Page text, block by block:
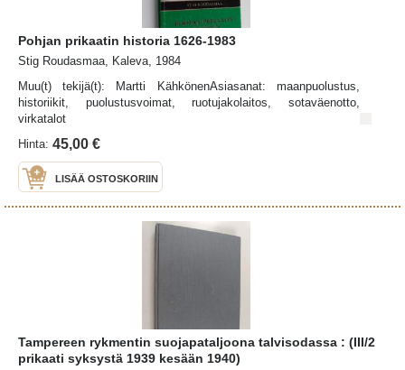
Pohjan prikaatin historia 1626-1983
Stig Roudasmaa, Kaleva, 1984
Muu(t) tekijä(t): Martti KähkönenAsiasanat: maanpuolustus,
historiikit, puolustusvoimat, ruotujakolaitos, sotaväenotto,
virkatalot
Hinta: 45,00 €
LISÄÄ OSTOSKORIIN
Tampereen rykmentin suojapataljoona talvisodassa : (III/2
prikaati syksystä 1939 kesään 1940)